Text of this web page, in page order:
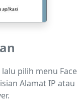
pilih menu Face
Alamat IP atau